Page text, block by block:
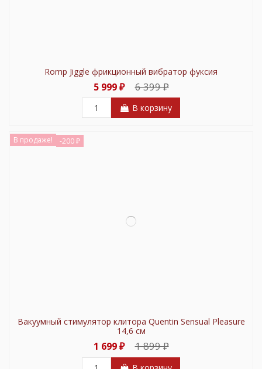
Romp Jiggle фрикционный вибратор фуксия
5 999 ₽ 6 399 ₽
В корзину
В продаже! -200 ₽
Вакуумный стимулятор клитора Quentin Sensual Pleasure
14,6 см
1 699 ₽ 1 899 ₽